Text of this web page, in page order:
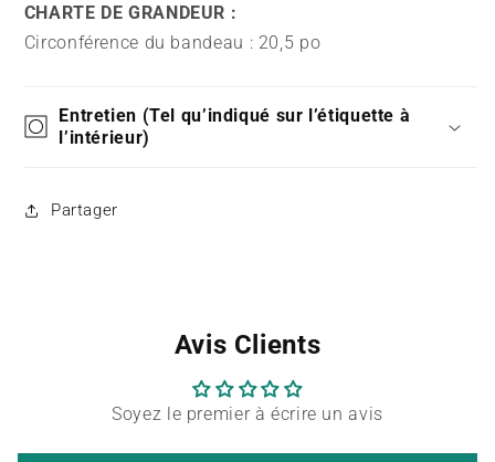
CHARTE DE GRANDEUR :
Circonférence du bandeau : 20,5 po
Entretien (Tel qu’indiqué sur l’étiquette à
l’intérieur)
Partager
Avis Clients
Soyez le premier à écrire un avis